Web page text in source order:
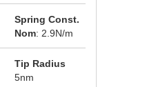
Spring Const.
Nom: 2.9N/m
Tip Radius
5nm